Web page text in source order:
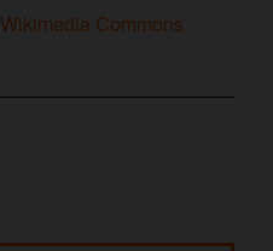
Wikimedia Commons